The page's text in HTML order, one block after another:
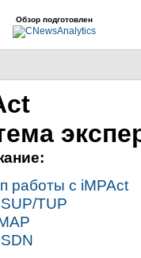
Обзор подготовлен
работы с iMPAct
TUP